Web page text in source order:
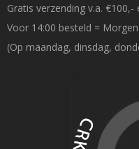
Gratis verzending v.a. €100,-
Voor 14:00 besteld =
(Op maandag, dinsdag,